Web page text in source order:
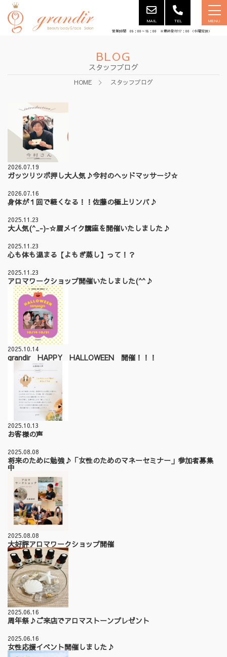
MAIL TEL MENU
営業時間 09：00～18：00 ※最終受付17：00 （水曜定休）
BLOG
スタッフブログ
HOME スタッフブログ
2026.07.19
ガッツリツボ押し大人気♪今村のヘッドマッサージ☆
2026.07.16
身体が１回で軽くなる！！佐藤の極上リンパ♪
2025.11.23
大人気(^_-)-☆眉メイク講座を開催いたしました♪
2025.11.23
心も体も温まる【よもぎ蒸し】って！？
2025.11.23
アロマワークショップ開催いたしました(^^♪
2025.10.14
grandir HAPPY HALLOWEEN 開催！！！
2025.10.13
お客様の声
2025.08.08
将来のために勉強♪「女性のためのマネーセミナー」参加者募集
中
2025.08.08
大好評アロマワークショップ開催
2025.06.16
周年祭♪ご来店でアロマストーンプレゼント
2025.06.16
女性応援イベント開催しました♪